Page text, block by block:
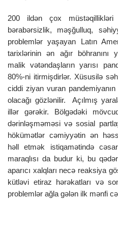
200 ildən çox müstəqillikləri
bərabərsizlik, məşğulluq,
problemlər yaşayan Latın
tarixlərinin ən ağır böhranını
malik vətəndaşların yarısı
80%-ni itirmişdirlər. Xüsusilə
ciddi ziyan vuran
olacağı gözlənilir. Açılmış
illər gərəkir. Bölgədəki
dərinləşməməsi və sosial
hökümətlər cəmiyyətin ən
həll etmək istiqamətində
maraqlısı da budur ki, bu
aparıcı xalqları necə reaksiya
kütləvi etiraz hərəkatları və
problemlər ağla gələn ilk mənfi